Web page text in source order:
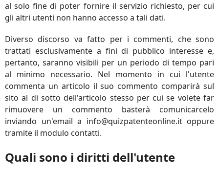
al solo fine di poter fornire il servizio richiesto, per cui
gli altri utenti non hanno accesso a tali dati.
Diverso discorso va fatto per i commenti, che sono
trattati esclusivamente a fini di pubblico interesse e,
pertanto, saranno visibili per un periodo di tempo pari
al minimo necessario. Nel momento in cui l'utente
commenta un articolo il suo commento comparirà sul
sito al di sotto dell'articolo stesso per cui se volete far
rimuovere un commento basterà comunicarcelo
inviando un'email a info@quizpatenteonline.it oppure
tramite il modulo contatti.
Quali sono i diritti dell'utente